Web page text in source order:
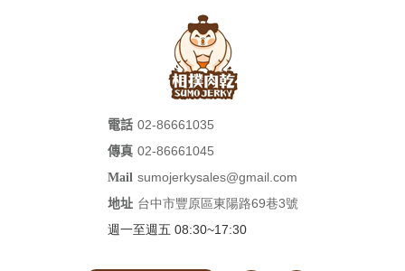
電話 02-86661035
傳真 02-86661045
Mail sumojerkysales@gmail.com
地址 台中市豐原區東陽路69巷3號
週一至週五 08:30~17:30